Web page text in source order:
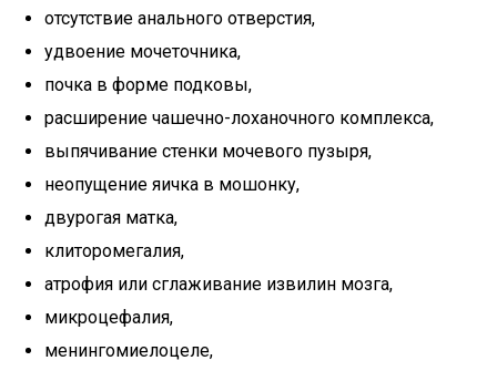
отсутствие анального отверстия,
удвоение мочеточника,
почка в форме подковы,
расширение чашечно-лоханочного комплекса,
выпячивание стенки мочевого пузыря,
неопущение яичка в мошонку,
двурогая матка,
клиторомегалия,
атрофия или сглаживание извилин мозга,
микроцефалия,
менингомиелоцеле,